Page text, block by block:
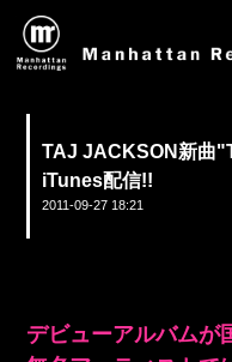
TAJ JACKSON新曲
iTunes配信!!
2011-09-27 18:21
デビューアルバムが